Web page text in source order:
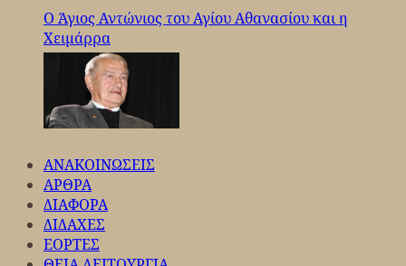
Ο Άγιος Αντώνιος του Αγίου Αθανασίου και η
Χειμάρρα
ΑΝΑΚΟΙΝΩΣΕΙΣ
ΑΡΘΡΑ
ΔΙΑΦΟΡΑ
ΔΙΔΑΧΕΣ
ΕΟΡΤΕΣ